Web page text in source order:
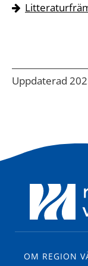
Uppdaterad
OM REGION